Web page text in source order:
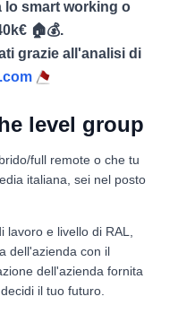
lo smart working o
🏠💰.
grazie all'analisi di
level group
full remote o che tu
italiana, sei nel posto
e livello di RAL,
dell'azienda con il
dell'azienda fornita
il tuo futuro.